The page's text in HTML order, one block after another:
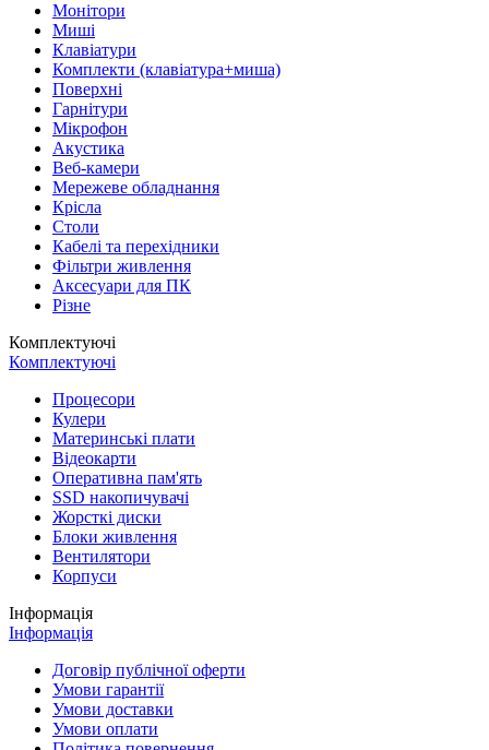
Монітори
Миші
Клавіатури
Комплекти (клавіатура+миша)
Поверхні
Гарнітури
Мікрофон
Акустика
Веб-камери
Мережеве обладнання
Крісла
Столи
Кабелі та перехідники
Фільтри живлення
Аксесуари для ПК
Різне
Комплектуючі
Комплектуючі
Процесори
Кулери
Материнські плати
Відеокарти
Оперативна пам'ять
SSD накопичувачі
Жорсткі диски
Блоки живлення
Вентилятори
Корпуси
Інформація
Інформація
Договір публічної оферти
Умови гарантії
Умови доставки
Умови оплати